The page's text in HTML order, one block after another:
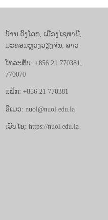
ບ້ານ ດົງໂດກ, ເມືອງໄຊທານີ,
ນະຄອນຫຼວງວຽງຈັນ, ລາວ
ໂທລະສັບ: +856 21 770381,
770070
ແຟັກ: +856 21 770381
ອີເມວ: nuol@nuol.edu.la
ເວັບໄຊ: https://nuol.edu.la